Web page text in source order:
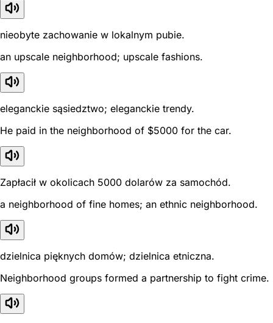
nieobyte zachowanie w lokalnym pubie.
an upscale neighborhood; upscale fashions.
eleganckie sąsiedztwo; eleganckie trendy.
He paid in the neighborhood of $5000 for the car.
Zapłacił w okolicach 5000 dolarów za samochód.
a neighborhood of fine homes; an ethnic neighborhood.
dzielnica pięknych domów; dzielnica etniczna.
Neighborhood groups formed a partnership to fight crime.